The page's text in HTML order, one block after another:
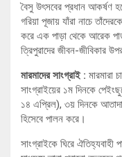
বৈসু উৎসবের প্রধান আকর্ষণ
গরিয়া পূজায় যাঁরা নাচে
করে এক পাড়া থেকে আরেক
ত্রিপুরাদের জীবন-জীবিকার
মারমাদের সাংগ্রাই : মারমারা
সাংগ্রাইয়ের ১ম দিনকে
১৪ এপ্রিল), ৩য় দিনকে
হিসেবে পালন করে।
সাংগ্রাইকে ঘিরে